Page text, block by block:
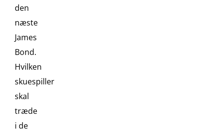
den
næste
James
Bond.
Hvilken
skuespiller
skal
træde
i de